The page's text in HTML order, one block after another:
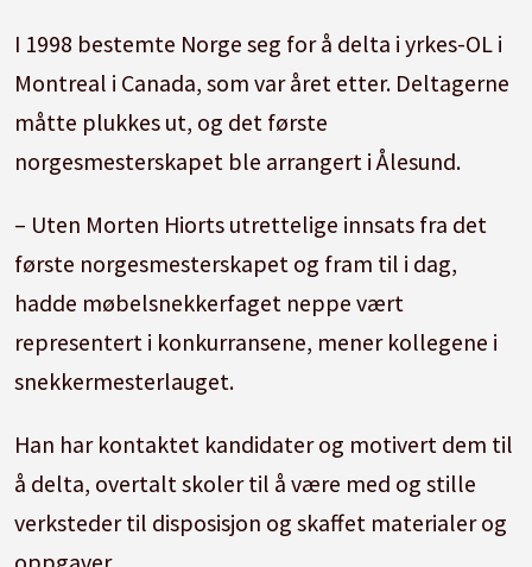
I 1998 bestemte Norge seg for å delta i yrkes-OL i
Montreal i Canada, som var året etter. Deltagerne
måtte plukkes ut, og det første
norgesmesterskapet ble arrangert i Ålesund.
– Uten Morten Hiorts utrettelige innsats fra det
første norgesmesterskapet og fram til i dag,
hadde møbelsnekkerfaget neppe vært
representert i konkurransene, mener kollegene i
snekkermesterlauget.
Han har kontaktet kandidater og motivert dem til
å delta, overtalt skoler til å være med og stille
verksteder til disposisjon og skaffet materialer og